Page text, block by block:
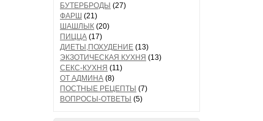
БУТЕРБРОДЫ (27)
ФАРШ (21)
ШАШЛЫК (20)
ПИЦЦА (17)
ДИЕТЫ,ПОХУДЕНИЕ (13)
ЭКЗОТИЧЕСКАЯ КУХНЯ (13)
СЕКС-КУХНЯ (11)
ОТ АДМИНА (8)
ПОСТНЫЕ РЕЦЕПТЫ (7)
ВОПРОСЫ-ОТВЕТЫ (5)